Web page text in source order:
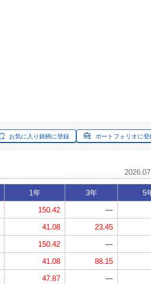
お気に入り銘柄に登録 ポートフォリオに登
1年 3年
5
150.42
---
41.08
23.45
150.42
---
41.08
88.15
47.87 ---